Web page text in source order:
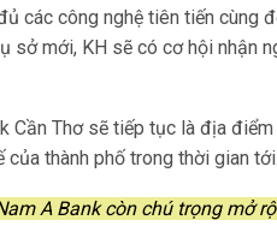
các công nghệ tiên tiến cùng
sở mới, KH sẽ có cơ hội nhận
Cần Thơ sẽ tiếp tục là địa
thành phố trong thời gian tới.
A Bank còn chú trọng mở